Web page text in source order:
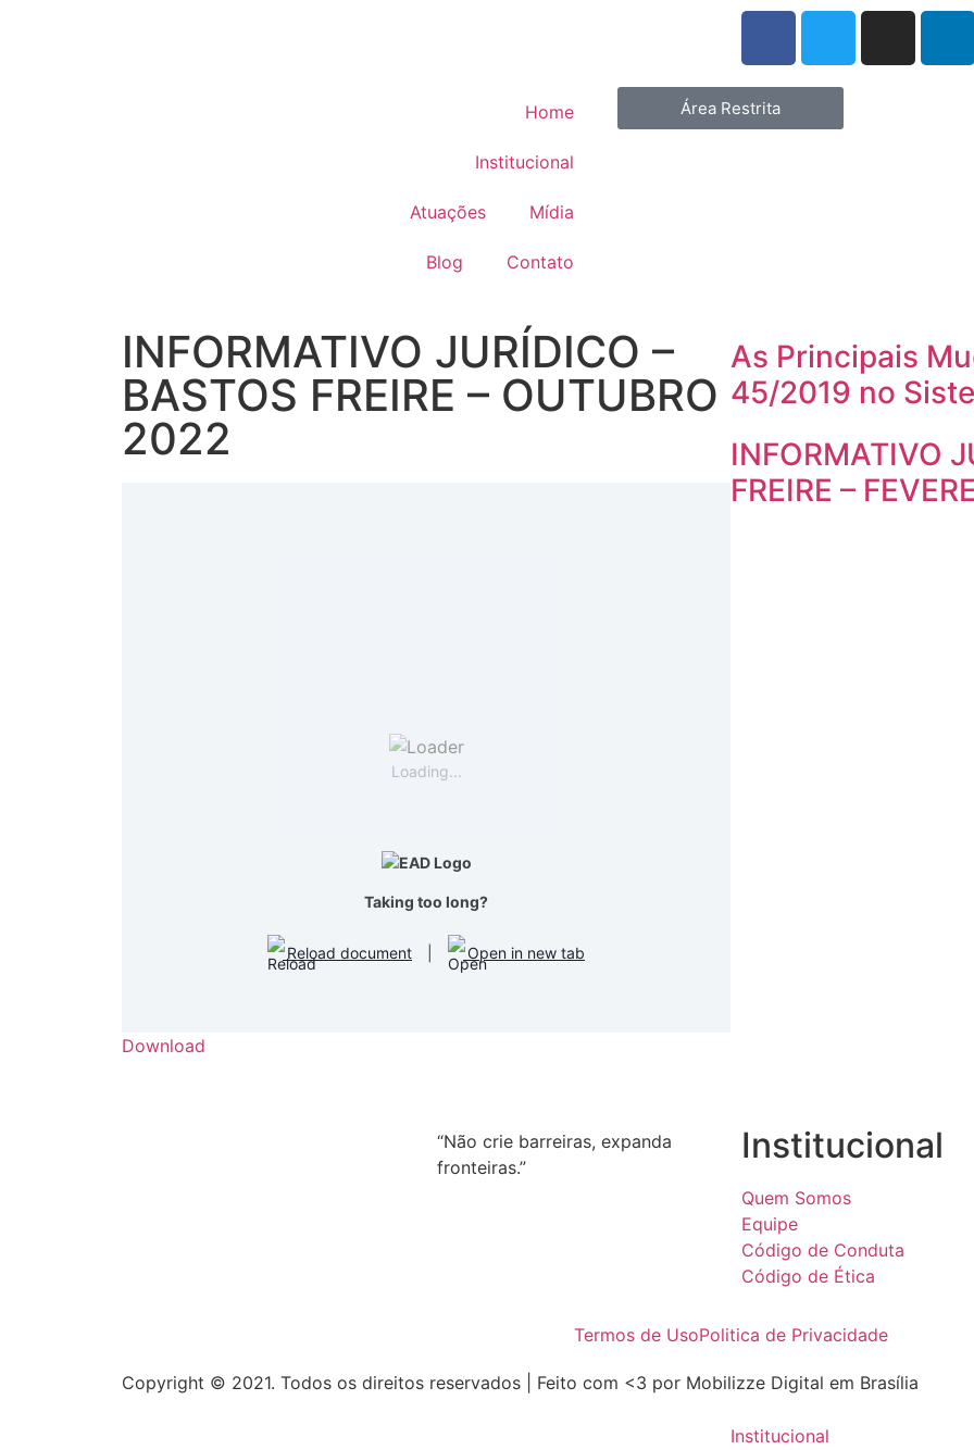
Home
Institucional
Atuações Mídia
Blog Contato
Área Restrita
INFORMATIVO JURÍDICO –
BASTOS FREIRE – OUTUBRO
2022
Loading...
Taking too long?
Reload document Open in new tab
Download
As Principais
45/2019 no
INFORMATIVO
FREIRE –
“Não crie barreiras, expanda
fronteiras.”
Institucional
Quem Somos
Equipe
Código de Conduta
Código de Ética
Termos de UsoPolitica de Privacidade
Copyright © 2021. Todos os direitos reservados | Feito com <3 por Mobilizze Digital em Brasília
Institucional